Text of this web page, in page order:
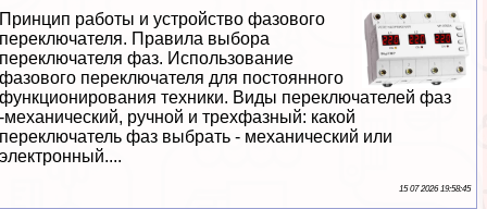
Принцип работы и устройство фазового
переключателя. Правила выбора
переключателя фаз. Использование
фазового переключателя для постоянного
функционирования техники. Виды переключателей фаз
-механический, ручной и трехфазный: какой
переключатель фаз выбрать - механический или
электронный....
15 07 2026 19:58:45